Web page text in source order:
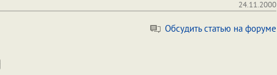
24.11.2000
Обсудить статью на форуме